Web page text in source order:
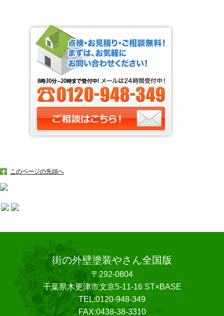
このページの先頭へ
街の外壁塗装やさん全国版
〒292-0804
千葉県木更津市文京5-11-16 ST×BASE
TEL:0120-948-349
FAX:0438-38-3310